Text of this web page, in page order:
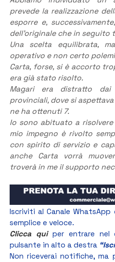
prevede la realizzazione
esporre e,
dell’originale che in seguito
Una scelta equilibrata,
operativo e non certo
Carta, forse, si è accorto
era già stato risolto.
Magari era distratto
provinciali, dove si
ne ha ottenuti 7.
Io sono abituato a
mio impegno è rivolto
con spirito di servizio e
anche Carta vorrà
troverà in me il supporto
Iscriviti al Canale
semplice e veloce.
Clicca quiper entrare nel
pulsante in alto a destra
Non riceverai notifiche,